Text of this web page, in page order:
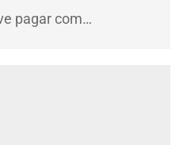
pagar com…